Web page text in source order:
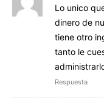
Lo unico
dinero de
tiene otro
tanto le
Respuesta